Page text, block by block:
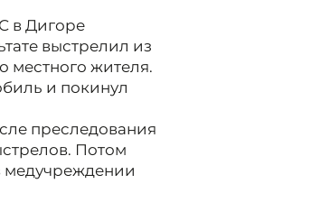
в Дигоре
выстрелил из
местного жителя.
и покинул
преследования
Потом
медучреждении